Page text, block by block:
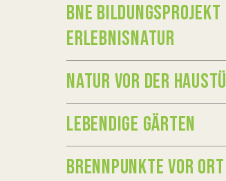
BNE BILDUNGSPROJEKT
ERLEBNISNATUR
NATUR VOR DER
LEBENDIGE GÄRTEN
BRENNPUNKTE VOR ORT